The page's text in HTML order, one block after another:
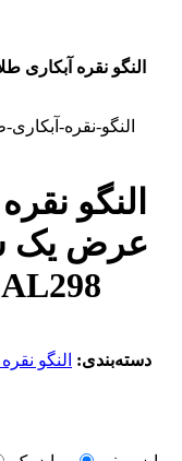
النگو نقره
النگو
عرض یک
های سفید سایز 1 کد AL298
دسته‌بندی: النگو